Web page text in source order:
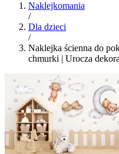
Naklejkomania
/
Dla dzieci
/
Naklejka ścienna do
chmurki | Urocza